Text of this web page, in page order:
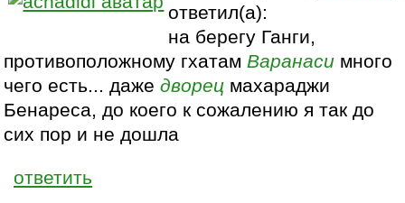
ответил(а):
на берегу Ганги,
противоположному гхатам Варанаси много
чего есть... дажедворец махараджи
Бенареса, до коего к сожалению я так до
сих пор и не дошла
ответить